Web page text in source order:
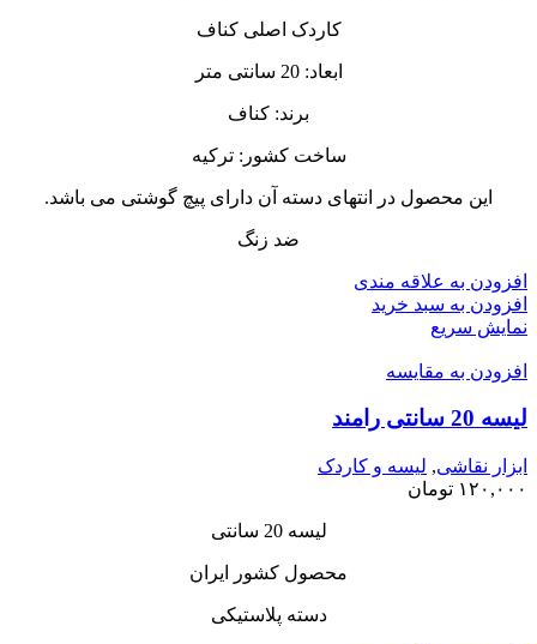
کاردک اصلی کناف
ابعاد: 20 سانتی متر
برند: کناف
ساخت کشور: ترکیه
این محصول در انتهای دسته آن دارای پیچ گوشتی می باشد.
ضد زنگ
افزودن به علاقه مندی
افزودن به سبد خرید
نمایش سریع
افزودن به مقایسه
لیسه 20 سانتی رامند
ابزار نقاشی, لیسه و کاردک
۱۲۰,۰۰۰ تومان
لیسه 20 سانتی
محصول کشور ایران
دسته پلاستیکی